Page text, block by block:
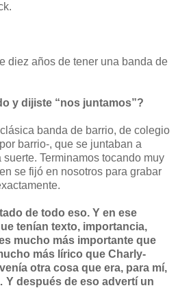
diez años de tener una banda de
y dijiste “nos juntamos”?
banda de barrio, de colegio
barrio-, que se juntaban a
Terminamos tocando muy
se fijó en nosotros para grabar
de todo eso. Y en ese
tenían texto, importancia,
mucho más importante que
más lírico que Charly-
otra cosa que era, para mí,
Y después de eso advertí un